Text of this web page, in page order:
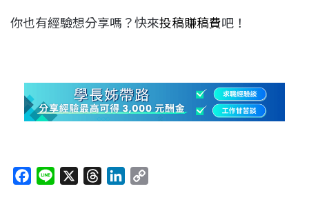
你也有經驗想分享嗎？快來投稿賺稿費吧！